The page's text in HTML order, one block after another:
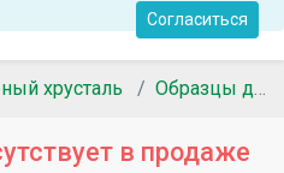
Согласиться
хрусталь Образцы для коллекций
в продаже